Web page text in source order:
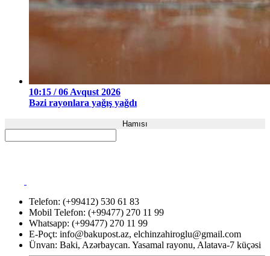
10:15 / 06 Avqust 2026
Bəzi rayonlara yağış yağdı
Hamısı
Telefon: (+99412) 530 61 83
Mobil Telefon: (+99477) 270 11 99
Whatsapp: (+99477) 270 11 99
E-Poçt: info@bakupost.az, elchinzahiroglu@gmail.com
Ünvan: Baki, Azərbaycan. Yasamal rayonu, Alatava-7 küçəsi